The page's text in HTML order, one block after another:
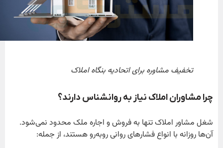
تخفیف مشاوره برای اتحادیه بنگاه املاک
چرا مشاوران املاک نیاز به روانشناس دارند؟
شغل مشاور املاک تنها به فروش و اجاره ملک محدود نمی‌شود.
آن‌ها روزانه با انواع فشارهای روانی روبه‌رو هستند، از جمله: